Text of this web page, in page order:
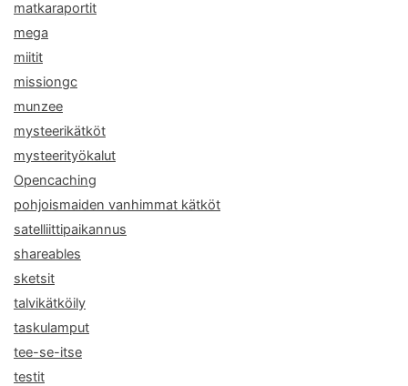
matkaraportit
mega
miitit
missiongc
munzee
mysteerikätköt
mysteerityökalut
Opencaching
pohjoismaiden vanhimmat kätköt
satelliittipaikannus
shareables
sketsit
talvikätköily
taskulamput
tee-se-itse
testit